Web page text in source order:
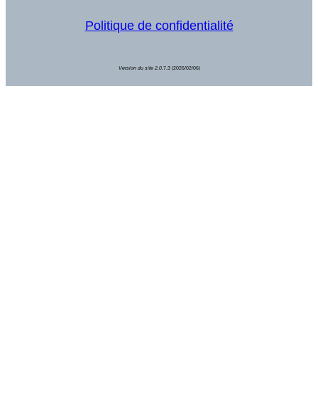
Politique de confidentialité
Version du site 2.0. 7.3 (2026/02/06)